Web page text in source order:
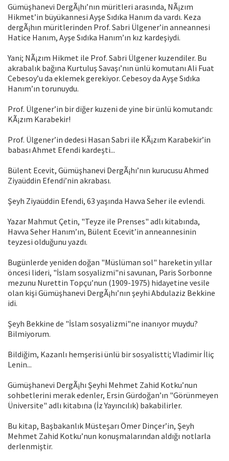
Gümüşhanevi DergÃ¡hı’nın müritleri arasında, NÃ¡zım
Hikmet’in büyükannesi Ayşe Sıdıka Hanım da vardı. Keza
dergÃ¡hın müritlerinden Prof. Sabri Ülgener’in anneannesi
Hatice Hanım, Ayşe Sıdıka Hanım’ın kız kardeşiydi.
Yani; NÃ¡zım Hikmet ile Prof. Sabri Ülgener kuzendiler. Bu
akrabalık bağına Kurtuluş Savaşı’nın ünlü komutanı Ali Fuat
Cebesoy’u da eklemek gerekiyor. Cebesoy da Ayşe Sıdıka
Hanım’ın torunuydu.
Prof. Ülgener’in bir diğer kuzeni de yine bir ünlü komutandı:
KÃ¡zım Karabekir!
Prof. Ülgener’in dedesi Hasan Sabri ile KÃ¡zım Karabekir’in
babası Ahmet Efendi kardeşti...
Bülent Ecevit, Gümüşhanevi DergÃ¡hı’nın kurucusu Ahmed
Ziyaüddin Efendi’nin akrabası.
Şeyh Ziyaüddin Efendi, 63 yaşında Havva Seher ile evlendi.
Yazar Mahmut Çetin, "Teyze ile Prenses" adlı kitabında,
Havva Seher Hanım’ın, Bülent Ecevit’in anneannesinin
teyzesi olduğunu yazdı.
Bugünlerde yeniden doğan "Müslüman sol" hareketin yıllar
öncesi lideri, "İslam sosyalizmi"ni savunan, Paris Sorbonne
mezunu Nurettin Topçu’nun (1909-1975) hidayetine vesile
olan kişi Gümüşhanevi DergÃ¡hı’nın şeyhi Abdulaziz Bekkine
idi.
Şeyh Bekkine de "İslam sosyalizmi"ne inanıyor muydu?
Bilmiyorum.
Bildiğim, Kazanlı hemşerisi ünlü bir sosyalistti; Vladimir İliç
Lenin...
Gümüşhanevi DergÃ¡hı Şeyhi Mehmet Zahid Kotku’nun
sohbetlerini merak edenler, Ersin Gürdoğan’ın "Görünmeyen
Üniversite" adlı kitabına (İz Yayıncılık) bakabilirler.
Bu kitap, Başbakanlık Müsteşarı Ömer Dinçer’in, Şeyh
Mehmet Zahid Kotku’nun konuşmalarından aldığı notlarla
derlenmiştir.